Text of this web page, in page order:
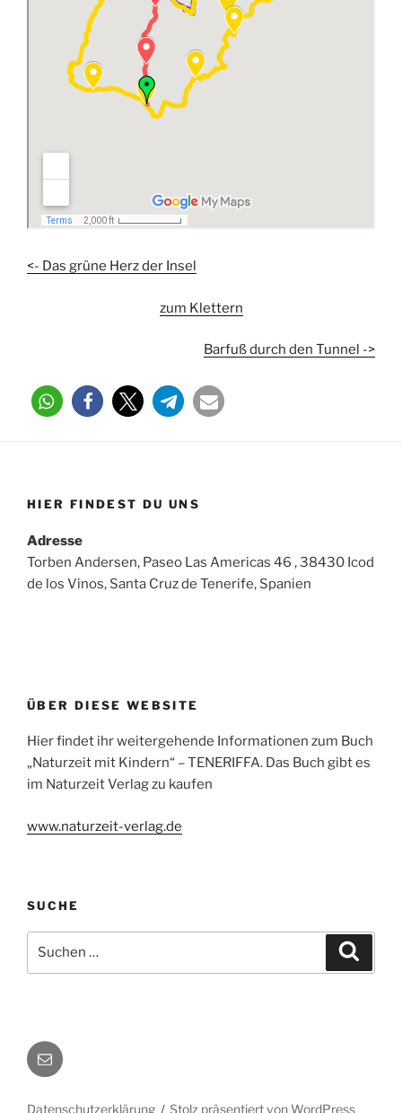
<- Das grüne Herz der Insel
zum Klettern
Barfuß durch den Tunnel ->
HIER FINDEST DU UNS
Adresse
Torben Andersen, Paseo Las Americas 46 , 38430 Icod
de los Vinos, Santa Cruz de Tenerife, Spanien
ÜBER DIESE WEBSITE
Hier findet ihr weitergehende Informationen zum Buch
„Naturzeit mit Kindern“ – TENERIFFA. Das Buch gibt es
im Naturzeit Verlag zu kaufen
www.naturzeit-verlag.de
SUCHE
nach:
Autorenkontakt
Datenschutzerklärung Stolz präsentiert von WordPress